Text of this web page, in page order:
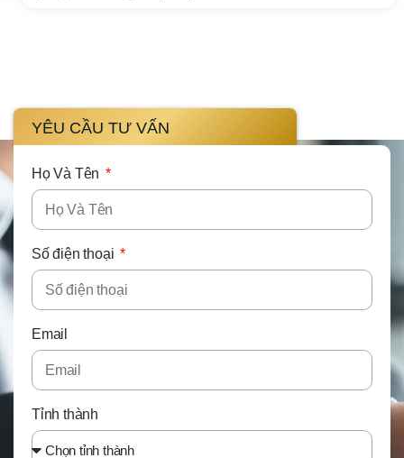
YÊU CẦU TƯ VẤN
Họ Và Tên
Số điện thoại
Email
Tỉnh thành